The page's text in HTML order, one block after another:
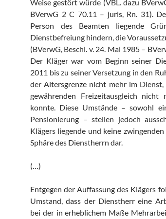
Weise gestört würde (VBL. dazu
BVerwG 2 C 70.11 – juris, Rn. 31).
Person des Beamten liegende
Dienstbefreiung hindern, die
(BVerwG, Beschl. v. 24. Mai 1985 –
Der Kläger war vom Beginn seiner
2011 bis zu seiner Versetzung in den
der Altersgrenze nicht mehr im
gewährenden Freizeitausgleich
konnte. Diese Umstände – sowohl
Pensionierung – stellen jedoch
Klägers liegende und keine
Sphäre des Dienstherrn dar.
(…)
Entgegen der Auffassung des Klägers
Umstand, dass der Dienstherr eine
bei der in erheblichem Maße